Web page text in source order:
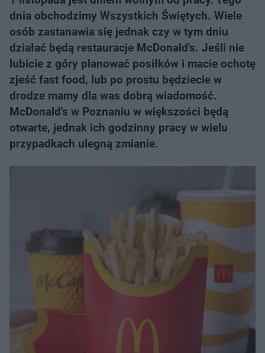
dnia obchodzimy Wszystkich Świętych. Wiele
osób zastanawia się jednak czy w tym dniu
działać będą restauracje McDonald's. Jeśli nie
lubicie z góry planować posiłków i macie ochotę
zjeść fast food, lub po prostu będziecie w
drodze mamy dla was dobrą wiadomość.
McDonald's w Poznaniu w większości będą
otwarte, jednak ich godzinny pracy w wielu
przypadkach ulegną zmianie.